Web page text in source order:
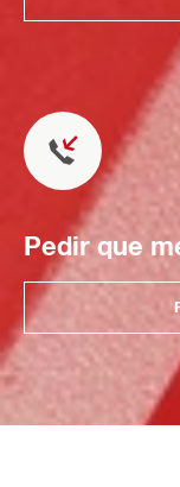
Pedir que